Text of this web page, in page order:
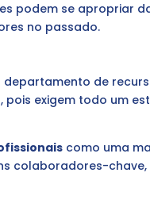
podem se apropriar
no passado.
de
exigem todo um
como uma
colaboradores-